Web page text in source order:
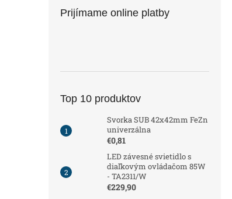
Prijímame online platby
Top 10 produktov
Svorka SUB 42x42mm FeZn
univerzálna
€0,81
LED závesné svietidlo s
diaľkovým ovládačom 85W
- TA2311/W
€229,90